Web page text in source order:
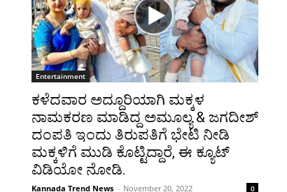
Entertainment
ಕಳೆದವಾರ ಅದ್ದೂರಿಯಾಗಿ ಮಕ್ಕಳ
ನಾಮಕರಣ ಮಾಡಿದ್ದ ಅಮೂಲ್ಯ & ಜಗದೀಶ್
ದಂಪತಿ ಇಂದು ತಿರುಪತಿಗೆ ಭೇಟಿ ನೀಡಿ
ಮಕ್ಕಳಿಗೆ ಮುಡಿ ಕೊಟ್ಟಿದ್ದಾರೆ, ಈ ಕ್ಯೂಟ್
ವಿಡಿಯೋ ನೋಡಿ.
Kannada Trend News - November 20, 2022 0